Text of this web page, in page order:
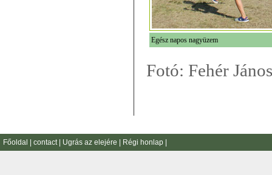
Egész napos nagyüzem
Fotó: Fehér János
Főoldal | contact | Ugrás az elejére | Régi honlap |